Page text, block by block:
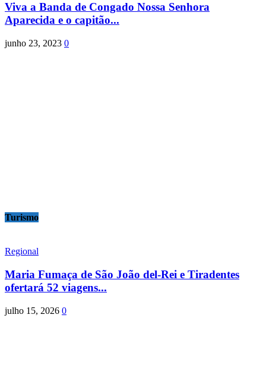
Viva a Banda de Congado Nossa Senhora
Aparecida e o capitão...
junho 23, 2023 0
Turismo
Regional
Maria Fumaça de São João del-Rei e Tiradentes
ofertará 52 viagens...
julho 15, 2026 0